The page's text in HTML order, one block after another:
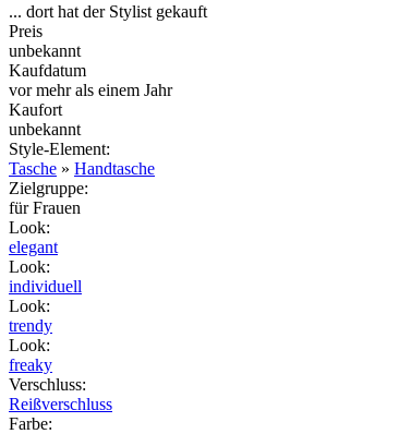
... dort hat der Stylist gekauft
Preis
unbekannt
Kaufdatum
vor mehr als einem Jahr
Kaufort
unbekannt
Style-Element:
Tasche » Handtasche
Zielgruppe:
für Frauen
Look:
elegant
Look:
individuell
Look:
trendy
Look:
freaky
Verschluss:
Reißverschluss
Farbe: